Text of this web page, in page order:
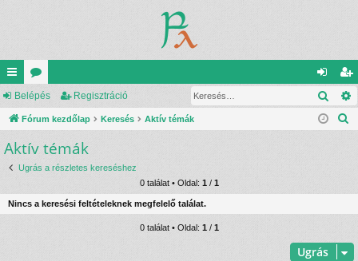
yo
rs
lin
ke
k
ór
u
m
ok
el
ép
eg
is
ió
Belépés Regisztráció
Fórum kezdőlap Keresés Aktív témák
Aktív témák
Ugrás a részletes kereséshez
0 találat • Oldal: 1 / 1
Nincs a keresési feltételeknek megfelelő találat.
0 találat • Oldal: 1 / 1
Ugrás